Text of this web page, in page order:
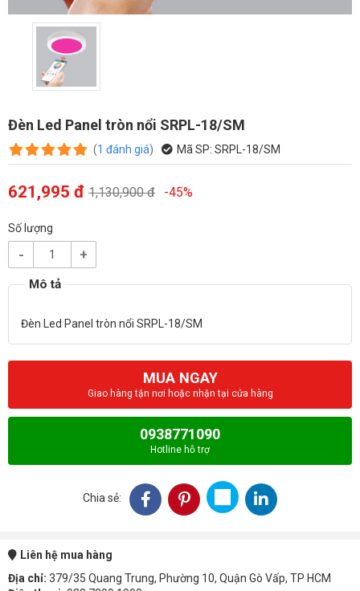
Đèn Led Panel tròn nổi SRPL-18/SM
(1 đánh giá) Mã SP: SRPL-18/SM
621,995 đ 1,130,900 đ -45%
Số lượng
- +
MUA NGAY
Giao hàng tận nơi hoặc nhận tại cửa hàng
0938771090
Hotline hỗ trợ
Chia sẻ:
Liên hệ mua hàng
Địa chỉ: 379/35 Quang Trung, Phường 10, Quận Gò Vấp, TP HCM